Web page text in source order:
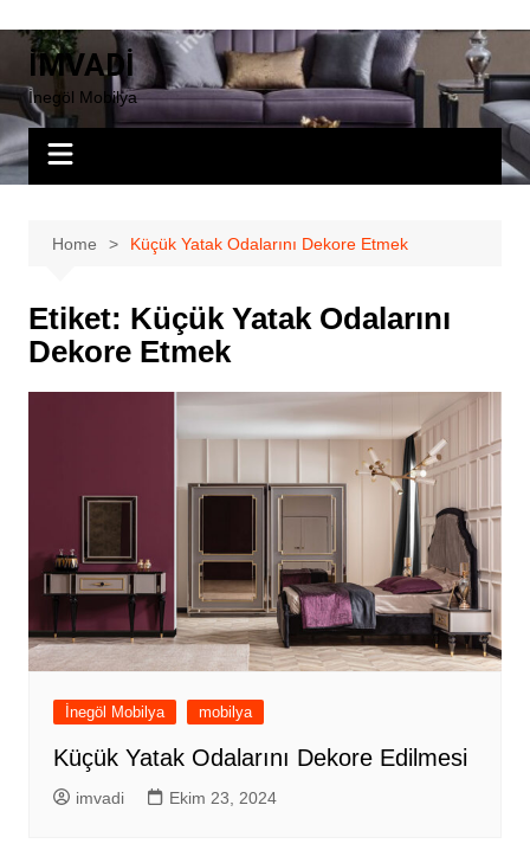
contentİMVADİ
İnegöl Mobilya
Home Küçük Yatak Odalarını Dekore Etmek
Etiket: Küçük Yatak Odalarını
Dekore Etmek
İnegöl Mobilya mobilya
Küçük Yatak Odalarını Dekore Edilmesi
imvadi Ekim 23, 2024